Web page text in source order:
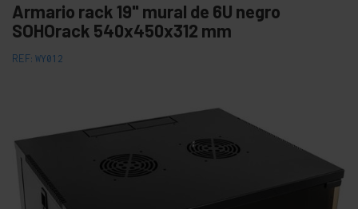
Armario rack 19" mural de 6U negro
SOHOrack 540x450x312 mm
REF: WY012